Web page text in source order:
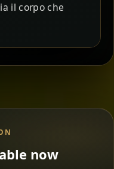
il corpo che
now